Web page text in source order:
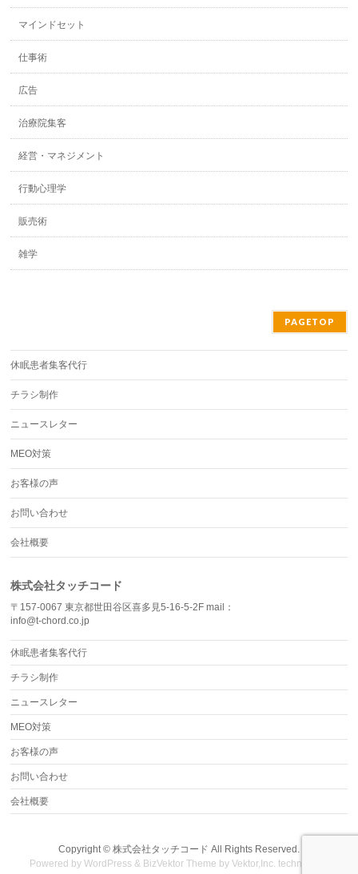
マインドセット
仕事術
広告
治療院集客
経営・マネジメント
行動心理学
販売術
雑学
PAGETOP
休眠患者集客代行
チラシ制作
ニュースレター
MEO対策
お客様の声
お問い合わせ
会社概要
株式会社タッチコード
〒157-0067 東京都世田谷区喜多見5-16-5-2F mail：
info@t-chord.co.jp
休眠患者集客代行
チラシ制作
ニュースレター
MEO対策
お客様の声
お問い合わせ
会社概要
Copyright © 株式会社タッチコード All Rights Reserved.
Powered byWordPress & BizVektor Theme by Vektor,Inc. technology.